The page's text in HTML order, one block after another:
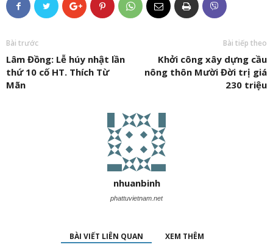
Bài trước
Lâm Đồng: Lễ húy nhật lần
thứ 10 cố HT. Thích Từ
Mãn
Bài tiếp theo
Khởi công xây dựng cầu
nông thôn Mười Đời trị giá
230 triệu
nhuanbinh
phattuvietnam.net
BÀI VIẾT LIÊN QUAN XEM THÊM